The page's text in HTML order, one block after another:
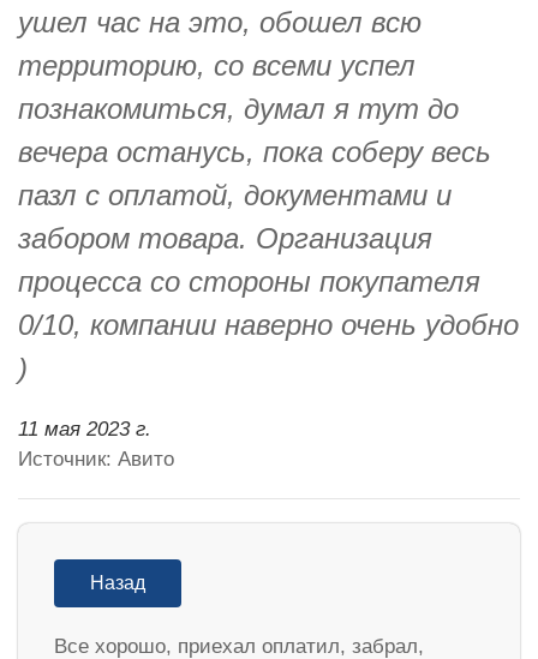
ушел час на это, обошел всю
территорию, со всеми успел
познакомиться, думал я тут до
вечера останусь, пока соберу весь
пазл с оплатой, документами и
забором товара. Организация
процесса со стороны покупателя
0/10, компании наверно очень удобно
)
11 мая 2023 г.
Источник: Авито
Назад
Все хорошо, приехал оплатил, забрал,